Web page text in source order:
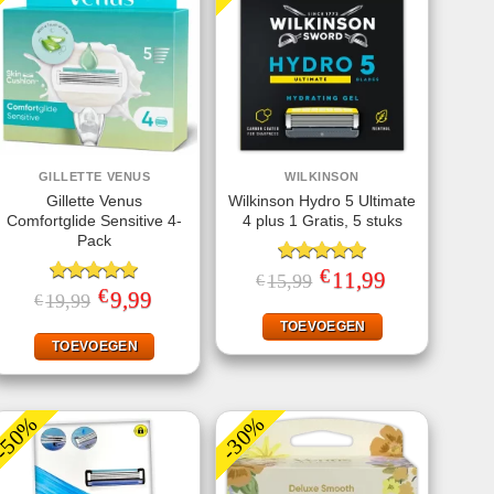
GILLETTE VENUS
Gillette Venus
Comfortglide Sensitive 4-
Pack
Gewaardeerd
5.00 uit 5
€19,99 Oorspronkelijke
prijs
€19,99.
€9,99Huidige
€9,99.
TOEVOEGEN
WILKINSON
Wilkinson Hydro 5 Ultimate
4 plus 1 Gratis, 5 stuks
Gewaardeerd
5.00uit 5
€15,99 Oorspronkelijke
prijs
€15,99.
€ 11,99Huidige
TOEVOEGEN
-30%